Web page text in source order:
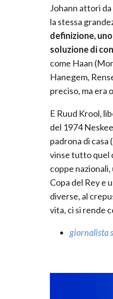
Johann attori
la stessa
definizione,
soluzione di
come Haan
Hanegem,
preciso, ma era
E Ruud Krool,
del 1974
padrona di casa
vinse tutto quel
coppe
Copa del Rey e
diverse, al
vita, ci si rende
giornalista